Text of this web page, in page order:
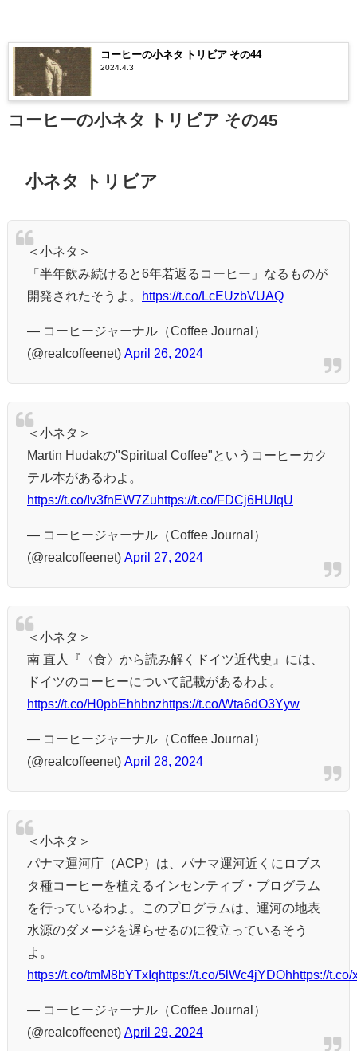
コーヒーの小ネタ トリビア その44
2024.4.3
コーヒーの小ネタ トリビア その45
小ネタ トリビア
＜小ネタ＞
「半年飲み続けると6年若返るコーヒー」なるものが
開発されたそうよ。
https://t.co/LcEUzbVUAQ
— コーヒージャーナル（Coffee Journal）
(@realcoffeenet) April 26, 2024
＜小ネタ＞
Martin Hudakの"Spiritual Coffee"というコーヒーカク
テル本があるわよ。
https://t.co/Iv3fnEW7Zuhttps://t.co/FDCj6HUIqU
— コーヒージャーナル（Coffee Journal）
(@realcoffeenet) April 27, 2024
＜小ネタ＞
南 直人『〈食〉から読み解くドイツ近代史』には、
ドイツのコーヒーについて記載があるわよ。
https://t.co/H0pbEhhbnzhttps://t.co/Wta6dO3Yyw
— コーヒージャーナル（Coffee Journal）
(@realcoffeenet) April 28, 2024
＜小ネタ＞
パナマ運河庁（ACP）は、パナマ運河近くにロブス
タ種コーヒーを植えるインセンティブ・プログラム
を行っているわよ。このプログラムは、運河の地表
水源のダメージを遅らせるのに役立っているそう
よ。
https://t.co/tmM8bYTxIqhttps://t.co/5lWc4jYDOhhttps://
— コーヒージャーナル（Coffee Journal）
(@realcoffeenet) April 29, 2024